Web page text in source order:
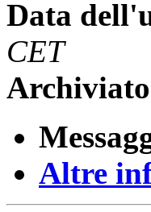
Data
CET
Altre